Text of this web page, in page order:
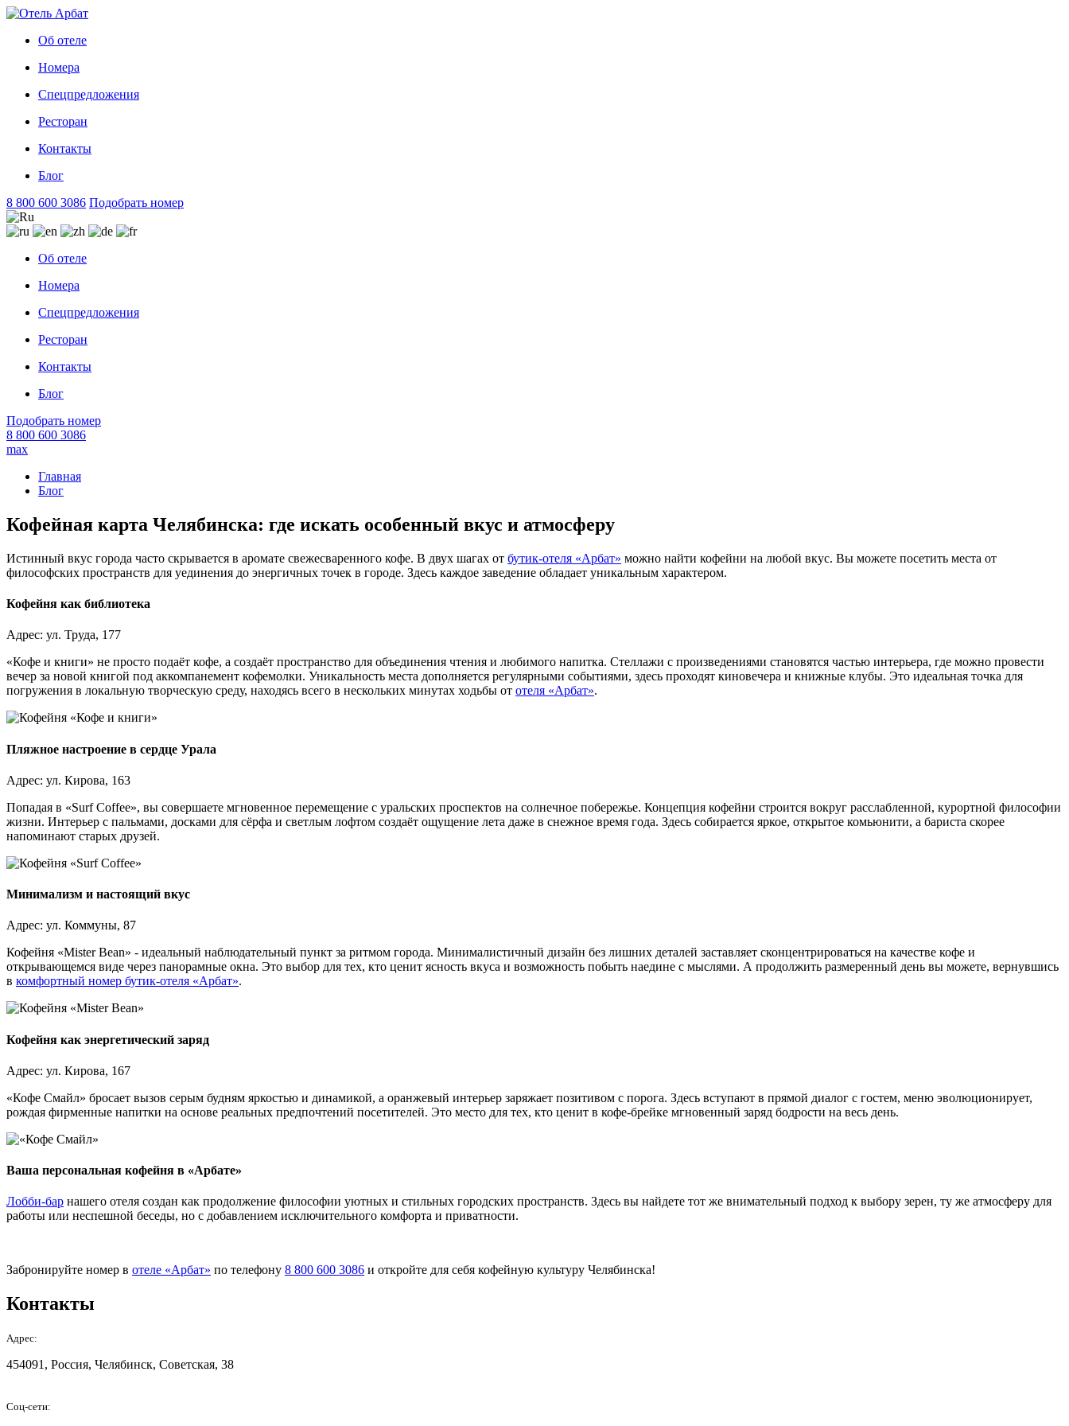
Об отеле
Номера
Спецпредложения
Ресторан
Контакты
Блог
8 800 600 3086 Подобрать номер
Об отеле
Номера
Спецпредложения
Ресторан
Контакты
Блог
Подобрать номер
8 800 600 3086
max
Главная
Блог
Кофейная карта Челябинска: где искать особенный вкус и атмосферу
Истинный вкус города часто скрывается в аромате свежесваренного кофе. В двух шагах от бутик-отеля «Арбат» можно найти кофейни на любой вкус. Вы можете посетить места от
философских пространств для уединения до энергичных точек в городе. Здесь каждое заведение обладает уникальным характером.
Кофейня как библиотека
Адрес: ул. Труда, 177
«Кофе и книги» не просто подаёт кофе, а создаёт пространство для объединения чтения и любимого напитка. Стеллажи с произведениями становятся частью интерьера, где можно провести
вечер за новой книгой под аккомпанемент кофемолки. Уникальность места дополняется регулярными событиями, здесь проходят киновечера и книжные клубы. Это идеальная точка для
погружения в локальную творческую среду, находясь всего в нескольких минутах ходьбы от отеля «Арбат».
Пляжное настроение в сердце Урала
Адрес: ул. Кирова, 163
Попадая в «Surf Coffee», вы совершаете мгновенное перемещение с уральских проспектов на солнечное побережье. Концепция кофейни строится вокруг расслабленной, курортной философии
жизни. Интерьер с пальмами, досками для сёрфа и светлым лофтом создаёт ощущение лета даже в снежное время года. Здесь собирается яркое, открытое комьюнити, а бариста скорее
напоминают старых друзей.
Минимализм и настоящий вкус
Адрес: ул. Коммуны, 87
Кофейня «Mister Bean» - идеальный наблюдательный пункт за ритмом города. Минималистичный дизайн без лишних деталей заставляет сконцентрироваться на качестве кофе и
открывающемся виде через панорамные окна. Это выбор для тех, кто ценит ясность вкуса и возможность побыть наедине с мыслями. А продолжить размеренный день вы можете, вернувшись
в комфортный номер бутик-отеля «Арбат».
Кофейня как энергетический заряд
Адрес: ул. Кирова, 167
«Кофе Смайл» бросает вызов серым будням яркостью и динамикой, а оранжевый интерьер заряжает позитивом с порога. Здесь вступают в прямой диалог с гостем, меню эволюционирует,
рождая фирменные напитки на основе реальных предпочтений посетителей. Это место для тех, кто ценит в кофе-брейке мгновенный заряд бодрости на весь день.
Ваша персональная кофейня в «Арбате»
Лобби-бар нашего отеля создан как продолжение философии уютных и стильных городских пространств. Здесь вы найдете тот же внимательный подход к выбору зерен, ту же атмосферу для
работы или неспешной беседы, но с добавлением исключительного комфорта и приватности.
Забронируйте номер в отеле «Арбат» по телефону 8 800 600 3086 и откройте для себя кофейную культуру Челябинска!
Контакты
Адрес:
454091, Россия, Челябинск, Советская, 38
Соц-сети: